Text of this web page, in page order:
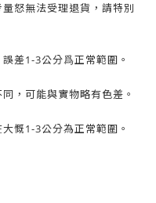
怒無法受理退貨，請特別
差1-3公分爲正常範圍。
，可能與實物略有色差。
慨1-3公分為正常範圍。